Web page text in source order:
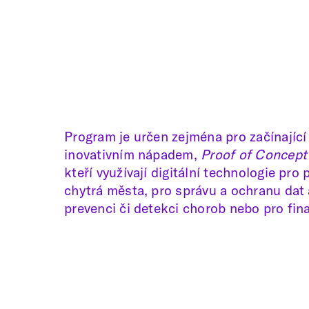
Program je určen zejména pro
inovativním nápadem, Proof of Concept
kteří využívají digitální technologie pro
chytrá města, pro správu a ochranu
prevenci či detekci chorob nebo pro